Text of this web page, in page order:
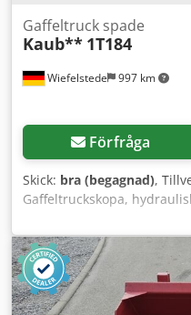
Wiefelstede 997 km
Gaffeltruck spade
Kaub** 1T184
Förfråga
Skick: bra (begagnad),
Gaffeltruckskopa,
lättmaterialskopa, tippbar
hydraulisk -Skopans mått:
Amjc Nw Spjijr -Robust
410 mm -Passar till
-Egenvikt: 465 kg